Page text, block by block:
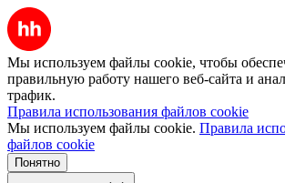
Мы используем файлы cookie, чтобы
правильную работу нашего веб-сайта и
трафик.
Правила использования файлов cookie
Мы используем файлы cookie. Правила
файлов cookie
Понятно